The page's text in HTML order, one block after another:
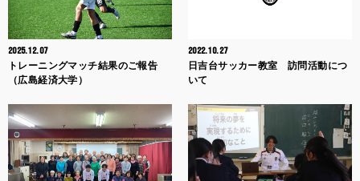
2025.12.07
トレーニングマッチ結果のご報告
（広島経済大学）
2022.10.27
日吉台サッカー教室 訪問活動につ
いて